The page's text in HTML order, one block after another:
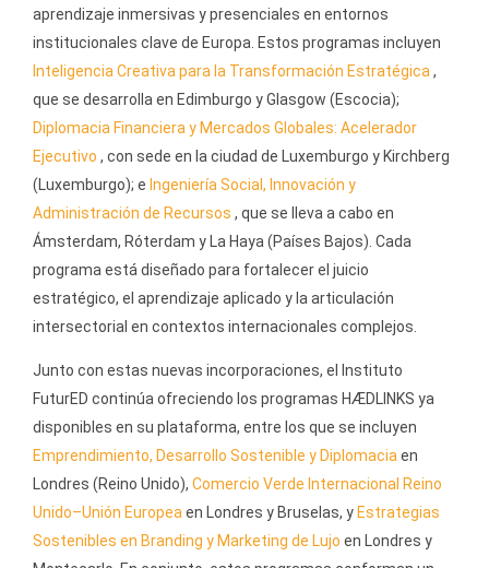
aprendizaje inmersivas y presenciales en entornos
institucionales clave de Europa. Estos programas incluyen
Inteligencia Creativa para la Transformación Estratégica,
que se desarrolla en Edimburgo y Glasgow (Escocia);
Diplomacia Financiera y Mercados Globales: Acelerador
Ejecutivo , con sede en la ciudad de Luxemburgo y Kirchberg
(Luxemburgo); e Ingeniería Social, Innovación y
Administración de Recursos , que se lleva a cabo en
Ámsterdam, Róterdam y La Haya (Países Bajos). Cada
programa está diseñado para fortalecer el juicio
estratégico, el aprendizaje aplicado y la articulación
intersectorial en contextos internacionales complejos.
Junto con estas nuevas incorporaciones, el Instituto
FuturED continúa ofreciendo los programas HÆDLINKS ya
disponibles en su plataforma, entre los que se incluyen
Emprendimiento, Desarrollo Sostenible y Diplomaciaen
Londres (Reino Unido), Comercio Verde Internacional Reino
Unido–Unión Europeaen Londres y Bruselas, y Estrategias
Sostenibles en Branding y Marketing de Lujo en Londres y